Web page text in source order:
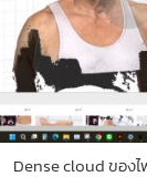
Dense cloud ของ